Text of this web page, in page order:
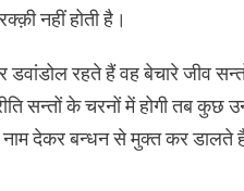
नहीं होती है।
रहते हैं वह बेचारे जीव
सन्तों के चरनों में होगी तब
देकर बन्धन से मुक्त कर डालते